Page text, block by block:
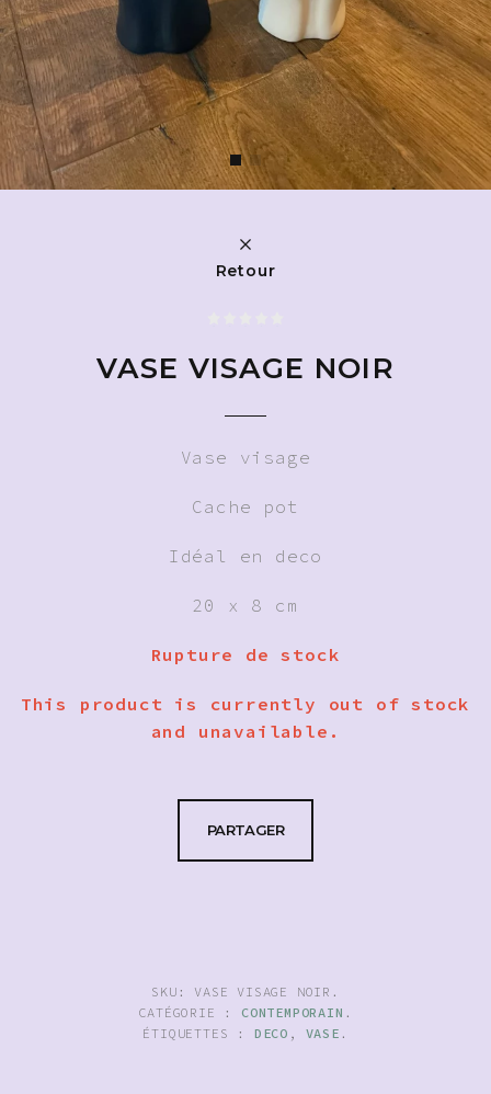
Retour
VASE VISAGE NOIR
Vase visage
Cache pot
Idéal en deco
20 x 8 cm
Rupture de stock
This product is currently out of stock
and unavailable.
PARTAGER
SKU: VASE VISAGE NOIR .
CATÉGORIE : CONTEMPORAIN .
ÉTIQUETTES : DECO , VASE .